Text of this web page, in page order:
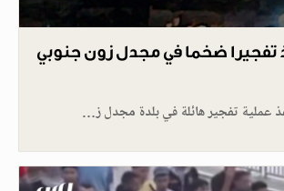
تفجيرا ضخما في مجدل زون جنوبي
عملية تفجير هائلة في بلدة مجدل ز…